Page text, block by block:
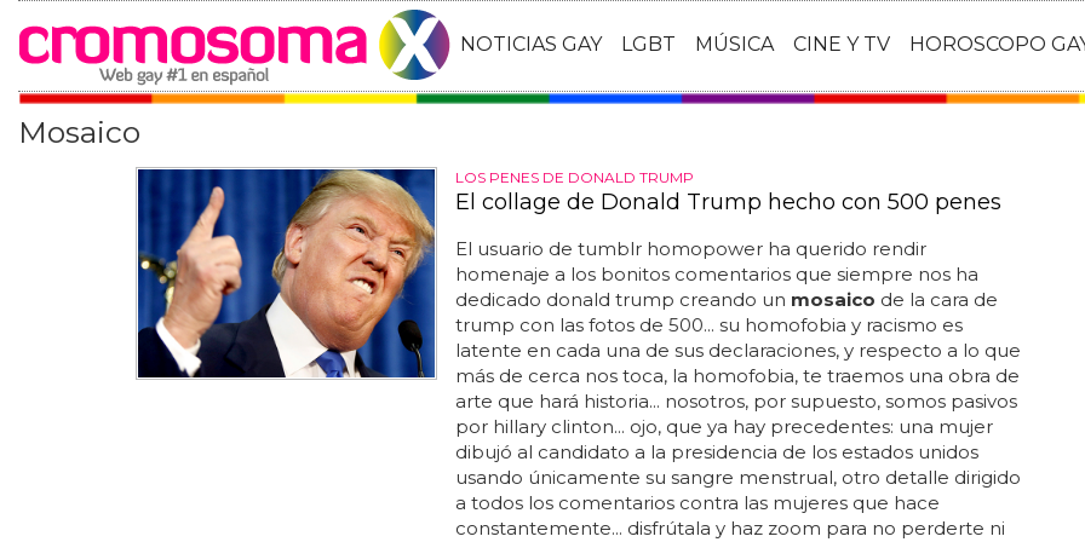
NOTICIAS GAY LGBT MÚSICA CINE Y TV HOROSCOPO
Mosaico
LOS PENES DE DONALD TRUMP
El collage de Donald Trump hecho con 500 penes
El usuario de tumblr homopower ha querido rendir
homenaje a los bonitos comentarios que siempre nos ha
dedicado donald trump creando un mosaico de la cara de
trump con las fotos de 500... su homofobia y racismo es
latente en cada una de sus declaraciones, y respecto a lo que
más de cerca nos toca, la homofobia, te traemos una obra de
arte que hará historia... nosotros, por supuesto, somos pasivos
por hillary clinton... ojo, que ya hay precedentes: una mujer
dibujó al candidato a la presidencia de los estados unidos
usando únicamente su sangre menstrual, otro detalle dirigido
a todos los comentarios contra las mujeres que hace
constantemente... disfrútala y haz zoom para no perderte ni